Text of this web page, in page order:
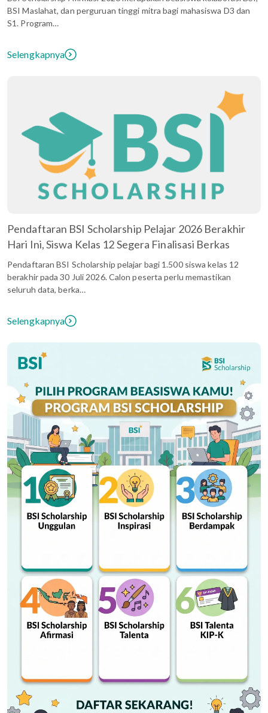
BSI Maslahat, dan perguruan tinggi mitra bagi mahasiswa D3 dan
S1. Program…
Selengkapnya
Pendaftaran BSI Scholarship Pelajar 2026 Berakhir
Hari Ini, Siswa Kelas 12 Segera Finalisasi Berkas
Pendaftaran BSI Scholarship pelajar bagi 1.500 siswa kelas 12
berakhir pada 30 Juli 2026. Calon peserta perlu memastikan
seluruh data, berka…
Selengkapnya